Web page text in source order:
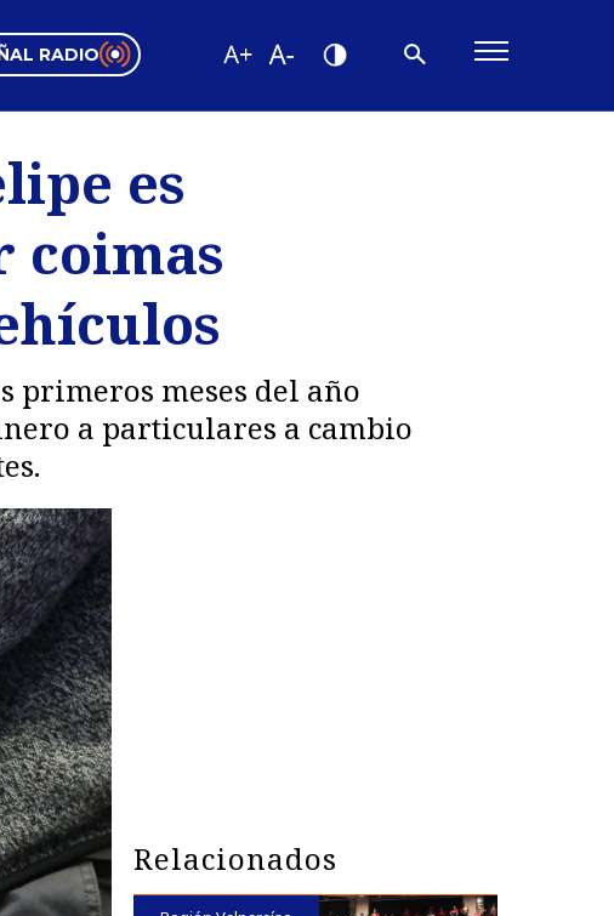
RADIO
Tendencias
Videos
es
coimas
primeros meses del año
a particulares a cambio
Relacionados